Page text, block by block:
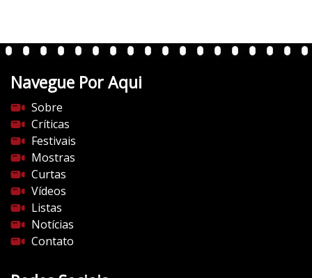
n
e
s
d
o
c
i
n
e
m
a
c
Navegue Por Aqui
Sobre
Críticas
Festivais
Mostras
Curtas
Vídeos
Listas
Notícias
Contato